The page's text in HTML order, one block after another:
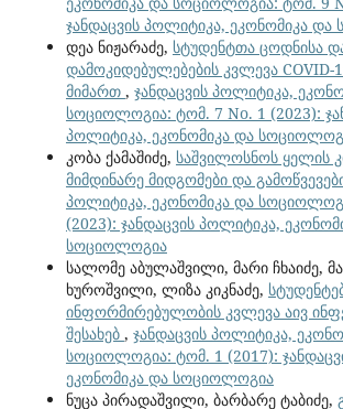
ჯანდაცვის პოლიტიკა, ეკონომიკა
დეა ნიჟარაძე, სტუდენტთა ცოდნისა
დამოკიდებულებების კვლევა COVID-
მიმართ , ჯანდაცვის პოლიტიკა,
სოციოლოგია: ტომ. 7 No. 1 (2023):
პოლიტიკა, ეკონომიკა და
კობა ქამაშიძე, საშვილოსნოს ყელის
მიმდინარე მიდგომები და
პოლიტიკა, ეკონომიკა და
(2023): ჯანდაცვის პოლიტიკა,
სოციოლოგია
სალომე აბულაშვილი, მარი ჩხაიძე,
ხუროშვილი, ლიზა კიკნაძე,
ინფორმირებულობის კვლევა აივ
შესახებ , ჯანდაცვის პოლიტიკა,
სოციოლოგია: ტომ. 1 (2017):
ეკონომიკა და სოციოლოგია
ნუცა პირადაშვილი, ბარბარე ტაბიძე,